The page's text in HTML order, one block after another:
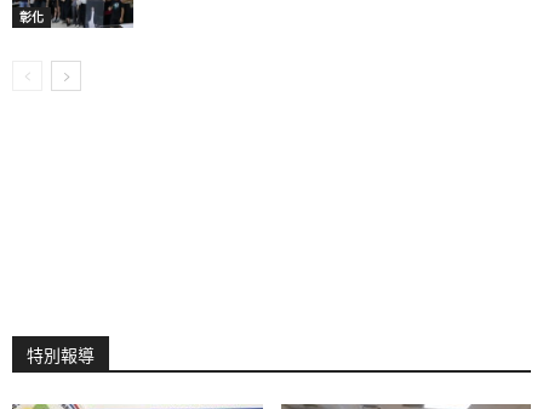
彰化
特別報導